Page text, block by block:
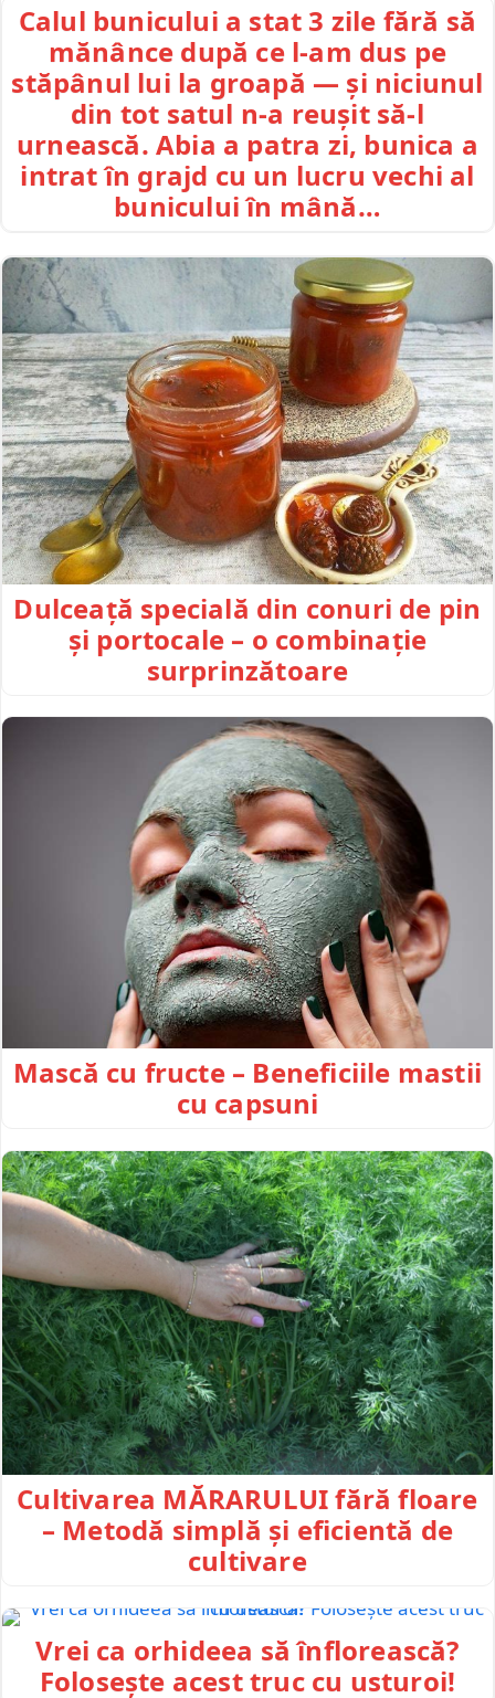
Calul bunicului a stat 3 zile fără să
mănânce după ce l-am dus pe
stăpânul lui la groapă — și niciunul
din tot satul n-a reușit să-l
urnească. Abia a patra zi, bunica a
intrat în grajd cu un lucru vechi al
bunicului în mână…
Dulceață specială din conuri de pin
și portocale – o combinație
surprinzătoare
Mască cu fructe – Beneficiile mastii
cu capsuni
Cultivarea MĂRARULUI fără floare
– Metodă simplă și eficientă de
cultivare
Vrei ca orhideea să înflorească?
Folosește acest truc cu usturoi!